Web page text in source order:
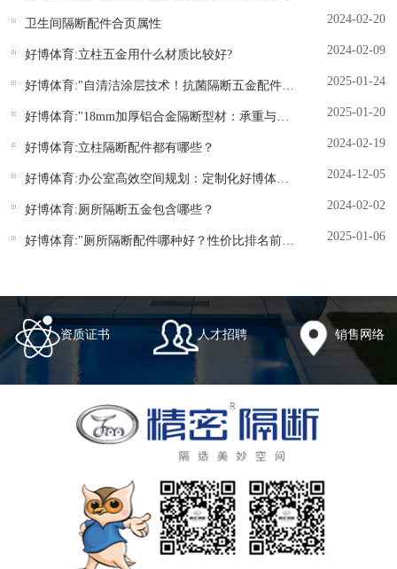
卫生间隔断配件合页属性 2024-02-20
好博体育:立柱五金用什么材质比较好? 2024-02-09
好博体育:"自清洁涂层技术！抗菌隔断五金配件实验室数据" 2025-01-24
好博体育:"18mm加厚铝合金隔断型材：承重与轻量化完美平衡" 2025-01-20
好博体育:立柱隔断配件都有哪些？ 2024-02-19
好博体育:办公室高效空间规划：定制化好博体育五金解决方案 2024-12-05
好博体育:厕所隔断五金包含哪些？ 2024-02-02
好博体育:"厕所隔断配件哪种好？性价比排名前十品牌测评" 2025-01-06
资质证书 人才招聘 销售网络